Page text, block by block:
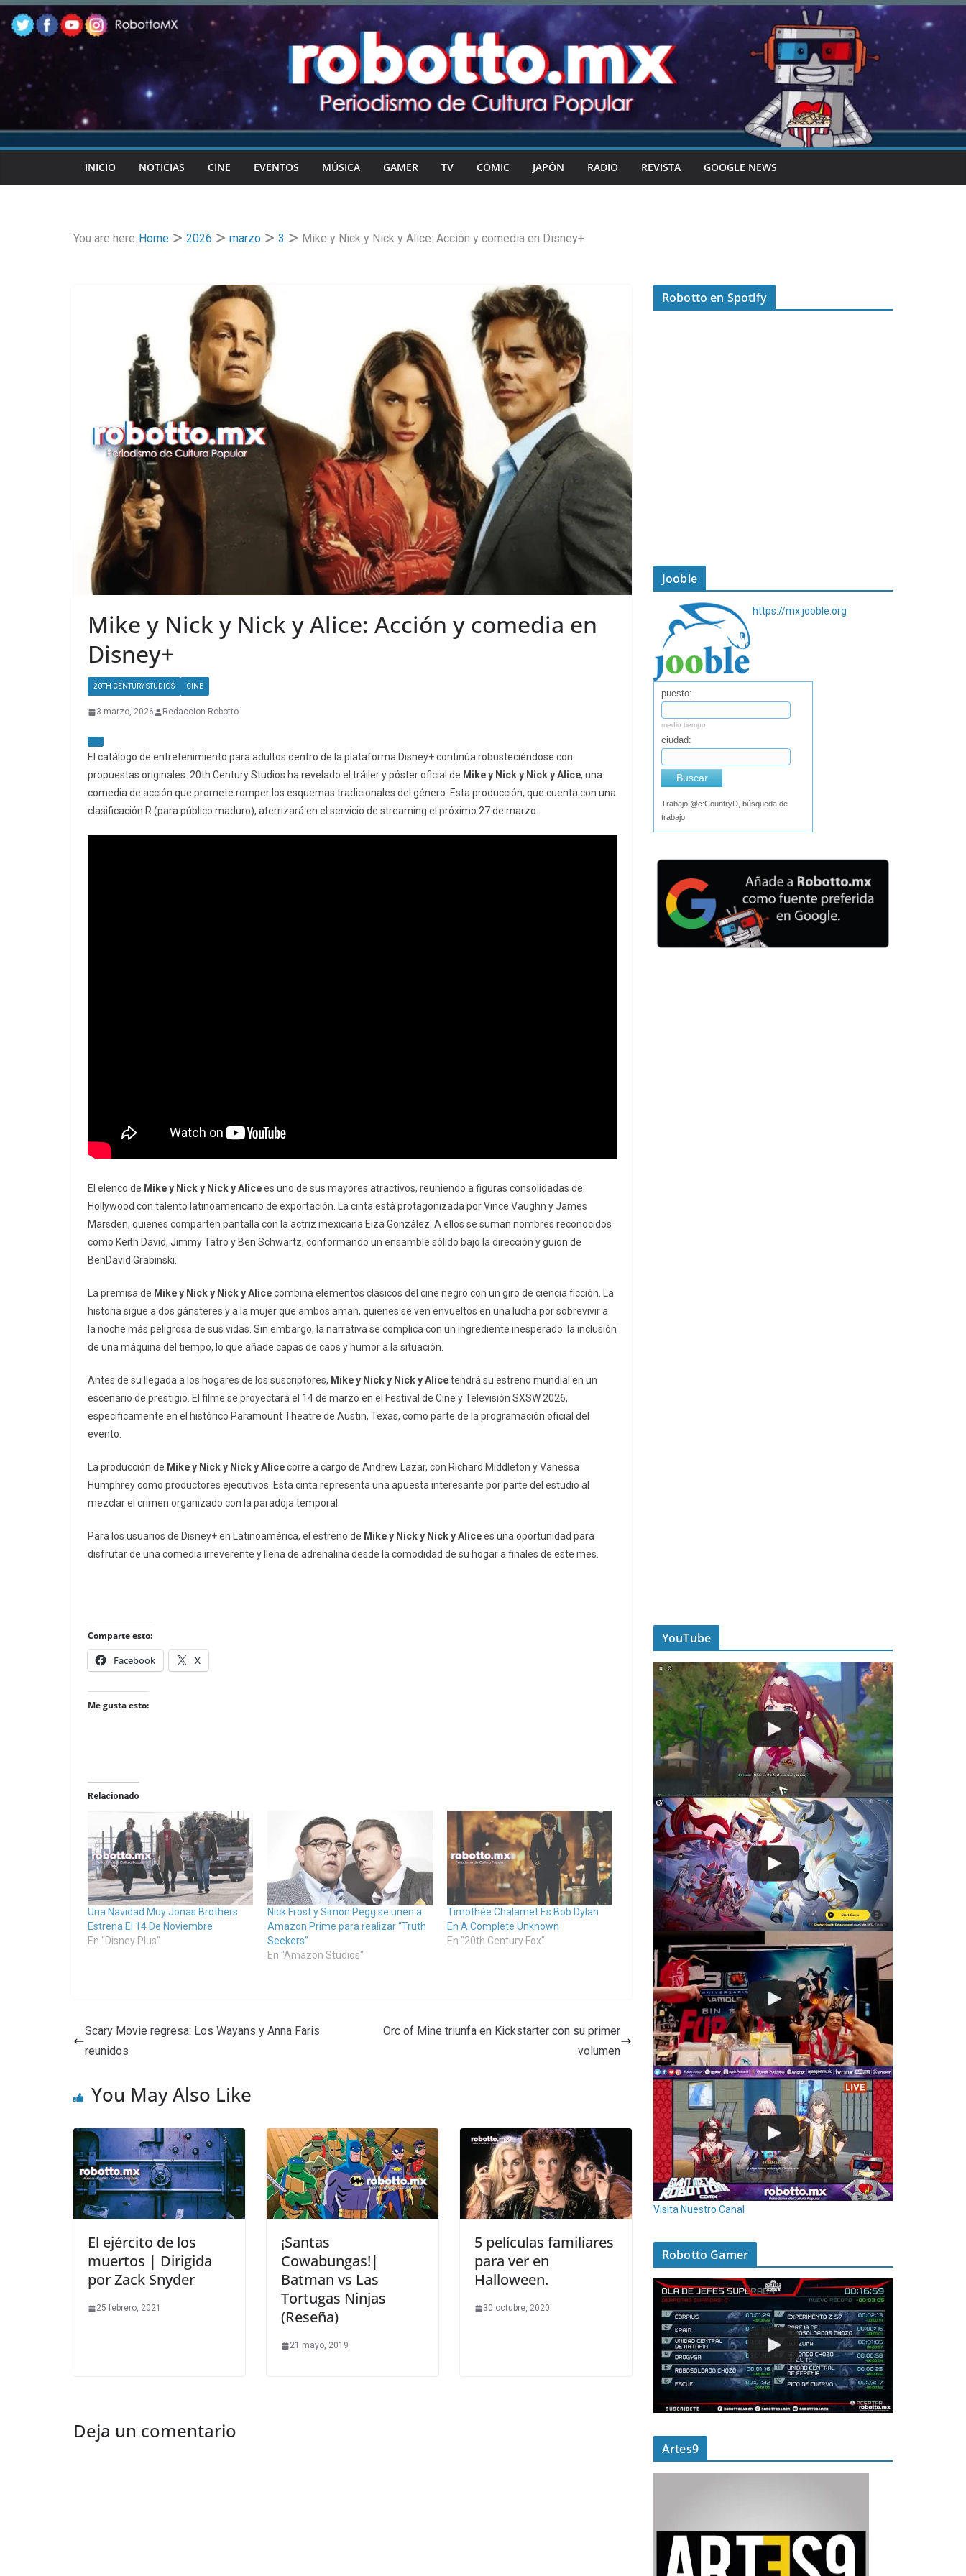
Skip
to
content
INICIO NOTICIAS CINE EVENTOS MÚSICA GAMER TV CÓMIC JAPÓN RADIO REVISTA GOOGLE NEWS
You are here: Home 2026 marzo 3 Mike y Nick y Nick y Alice: Acción y comedia en Disney+
Mike y Nick y Nick y Alice: Acción y comedia en
Disney+
20TH CENTURY STUDIOS CINE
3 marzo, 2026 Redaccion Robotto
El catálogo de entretenimiento para adultos dentro de la plataforma Disney+ continúa robusteciéndose con
propuestas originales. 20th Century Studios ha revelado el tráiler y póster oficial de Mike y Nick y Nick y Alice, una
comedia de acción que promete romper los esquemas tradicionales del género. Esta producción, que cuenta con una
clasificación R (para público maduro), aterrizará en el servicio de streaming el próximo 27 de marzo.
El elenco de Mike y Nick y Nick y Alicees uno de sus mayores atractivos, reuniendo a figuras consolidadas de
Hollywood con talento latinoamericano de exportación. La cinta está protagonizada por Vince Vaughn y James
Marsden, quienes comparten pantalla con la actriz mexicana Eiza González. A ellos se suman nombres reconocidos
como Keith David, Jimmy Tatro y Ben Schwartz, conformando un ensamble sólido bajo la dirección y guion de
BenDavid Grabinski.
La premisa de Mike y Nick y Nick y Alicecombina elementos clásicos del cine negro con un giro de ciencia ficción. La
historia sigue a dos gánsteres y a la mujer que ambos aman, quienes se ven envueltos en una lucha por sobrevivir a
la noche más peligrosa de sus vidas. Sin embargo, la narrativa se complica con un ingrediente inesperado: la inclusión
de una máquina del tiempo, lo que añade capas de caos y humor a la situación.
Antes de su llegada a los hogares de los suscriptores, Mike y Nick y Nick y Alicetendrá su estreno mundial en un
escenario de prestigio. El filme se proyectará el 14 de marzo en el Festival de Cine y Televisión SXSW 2026,
específicamente en el histórico Paramount Theatre de Austin, Texas, como parte de la programación oficial del
evento.
La producción de Mike y Nick y Nick y Alicecorre a cargo de Andrew Lazar, con Richard Middleton y Vanessa
Humphrey como productores ejecutivos. Esta cinta representa una apuesta interesante por parte del estudio al
mezclar el crimen organizado con la paradoja temporal.
Para los usuarios de Disney+ en Latinoamérica, el estreno de Mike y Nick y Nick y Alicees una oportunidad para
disfrutar de una comedia irreverente y llena de adrenalina desde la comodidad de su hogar a finales de este mes.
Comparte esto:
Facebook X
Me gusta esto:
Relacionado
Una Navidad Muy Jonas Brothers
Estrena El 14 De Noviembre
En "Disney Plus"
Nick Frost y Simon Pegg se unen a
Amazon Prime para realizar “Truth
Seekers”
En "Amazon Studios"
Timothée Chalamet Es Bob Dylan
En A Complete Unknown
En "20th Century Fox"
Scary Movie regresa: Los Wayans y Anna Faris
reunidos
Orc of Mine triunfa en Kickstarter con su primer
volumen
You May Also Like
El ejército de los
muertos | Dirigida
por Zack Snyder
25 febrero, 2021
¡Santas
Cowabungas!|
Batman vs Las
Tortugas Ninjas
(Reseña)
21 mayo, 2019
5 películas familiares
para ver en
Halloween.
30 octubre, 2020
Deja un comentario
Robotto en Spotify
Jooble
https://mx.jooble.org
puesto:
medio tiempo
ciudad:
Buscar
Trabajo @c:CountryD, búsqueda de
trabajo
YouTube
Visita Nuestro Canal
Robotto Gamer
Artes9